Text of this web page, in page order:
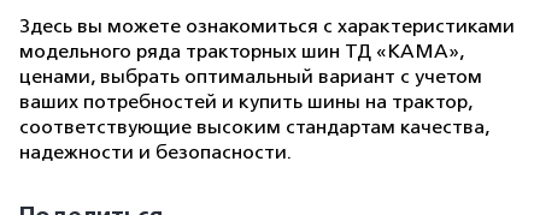
Здесь вы можете ознакомиться с характеристиками
модельного ряда тракторных шин ТД «КАМА»,
ценами, выбрать оптимальный вариант с учетом
ваших потребностей и купить шины на трактор,
соответствующие высоким стандартам качества,
надежности и безопасности.